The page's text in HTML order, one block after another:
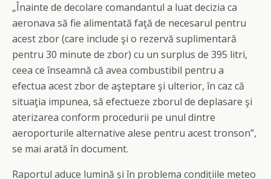
„Înainte de decolare comandantul a luat decizia ca
aeronava să fie alimentată faţă de necesarul pentru
acest zbor (care include şi o rezervă suplimentară
pentru 30 minute de zbor) cu un surplus de 395 litri,
ceea ce înseamnă că avea combustibil pentru a
efectua acest zbor de aşteptare şi ulterior, în caz că
situaţia impunea, să efectueze zborul de deplasare şi
aterizarea conform procedurii pe unul dintre
aeroporturile alternative alese pentru acest tronson”,
se mai arată în document.
Raportul aduce lumină și în problema condițiile meteo